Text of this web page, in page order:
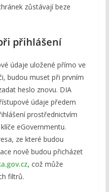
zůstávají beze
přihlášení
údaje uložené přímo ve
budou muset při prvním
heslo znovu. DIA
údaje předem
prostřednictvím
eGovernmentu.
ze které budou
nově budou přicházet
, což může
filtrů.